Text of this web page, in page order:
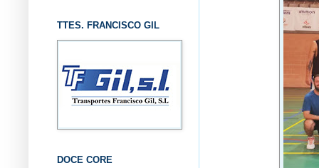
TTES. FRANCISCO GIL
DOCE CORE